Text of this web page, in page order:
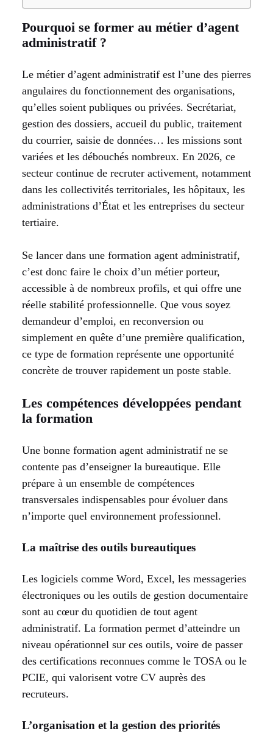
Pourquoi se former au métier d’agent
administratif ?
Le métier d’agent administratif est l’une des pierres
angulaires du fonctionnement des organisations,
qu’elles soient publiques ou privées. Secrétariat,
gestion des dossiers, accueil du public, traitement
du courrier, saisie de données… les missions sont
variées et les débouchés nombreux. En 2026, ce
secteur continue de recruter activement, notamment
dans les collectivités territoriales, les hôpitaux, les
administrations d’État et les entreprises du secteur
tertiaire.
Se lancer dans une formation agent administratif,
c’est donc faire le choix d’un métier porteur,
accessible à de nombreux profils, et qui offre une
réelle stabilité professionnelle. Que vous soyez
demandeur d’emploi, en reconversion ou
simplement en quête d’une première qualification,
ce type de formation représente une opportunité
concrète de trouver rapidement un poste stable.
Les compétences développées pendant
la formation
Une bonne formation agent administratif ne se
contente pas d’enseigner la bureautique. Elle
prépare à un ensemble de compétences
transversales indispensables pour évoluer dans
n’importe quel environnement professionnel.
La maîtrise des outils bureautiques
Les logiciels comme Word, Excel, les messageries
électroniques ou les outils de gestion documentaire
sont au cœur du quotidien de tout agent
administratif. La formation permet d’atteindre un
niveau opérationnel sur ces outils, voire de passer
des certifications reconnues comme le TOSA ou le
PCIE, qui valorisent votre CV auprès des
recruteurs.
L’organisation et la gestion des priorités